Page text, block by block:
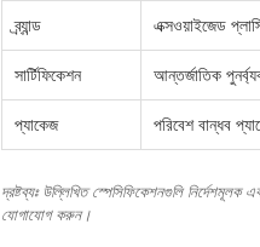
ব্র্যান্ড এক্সওয়াইজেড
সার্টিফিকেশন আন্তর্জাতিক
প্যাকেজ পরিবেশ বান্ধব
দ্রষ্টব্যঃ উল্লিখিত স্পেসিফিকেশনগুলি
যোগাযোগ করুন।